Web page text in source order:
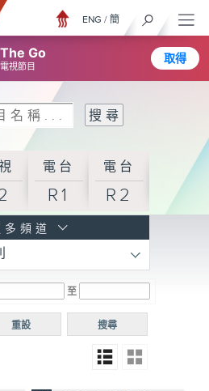
Go
視節目
取得
ENG / 簡
電台
R1
電台
R2
電台
普通
多頻道
至
搜尋
重設